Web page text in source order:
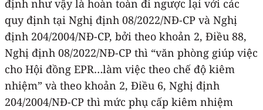
định như vậy là hoàn toàn đi ngược lại với các
quy định tại Nghị định 08/2022/NĐ-CP và Nghị
định 204/2004/NĐ-CP, bởi theo khoản 2, Điều 88,
Nghị định 08/2022/NĐ-CP thì “văn phòng giúp việc
cho Hội đồng EPR…làm việc theo chế độ kiêm
nhiệm” và theo khoản 2, Điều 6, Nghị định
204/2004/NĐ-CP thì mức phụ cấp kiêm nhiệm